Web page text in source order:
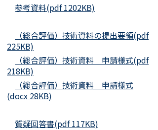
参考資料(pdf 1202KB)
（総合評価）技術資料の提出要領(pdf
225KB)
（総合評価）技術資料 申請様式(pdf
218KB)
（総合評価）技術資料 申請様式
(docx 28KB)
質疑回答書(pdf 117KB)